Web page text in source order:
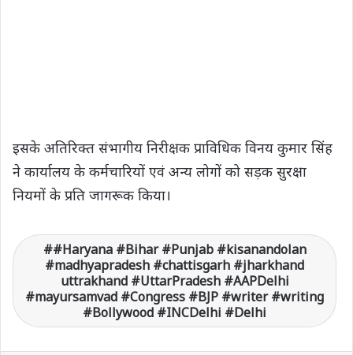
इसके अतिरिक्त संभागीय निरीक्षक प्राविधिक विनय कुमार सिंह
ने कार्यालय के कर्मचारियों एवं अन्य लोगों को सड़क सुरक्षा
नियमों के प्रति जागरूक किया।
#Haryana #Bihar #Punjab #kisanandolan
#madhyapradesh #chattisgarh #jharkhand
uttrakhand #UttarPradesh #AAPDelhi
#mayursamvad #Congress #BJP #writer #writing
#Bollywood #INCDelhi #Delhi